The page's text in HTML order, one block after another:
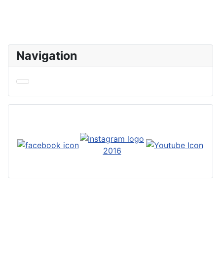
Navigation